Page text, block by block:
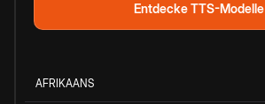
Entdecke TTS-Modelle
AFRIKAANS